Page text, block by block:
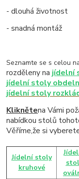
- dlouhá životnost
- snadná montáž
Seznamte se s celou
rozděleny na jídelní
jídelní stoly
jídelní stoly
Kliknětena Vámi
nabídkou stolů
Věříme,že si
Jídelní stoly
kruhové